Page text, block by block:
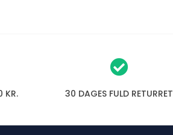
KR. 30 DAGES FULD RETURRET